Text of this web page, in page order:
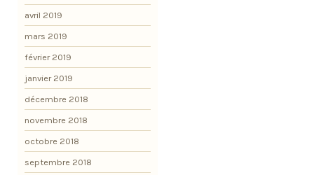
avril 2019
mars 2019
février 2019
janvier 2019
décembre 2018
novembre 2018
octobre 2018
septembre 2018